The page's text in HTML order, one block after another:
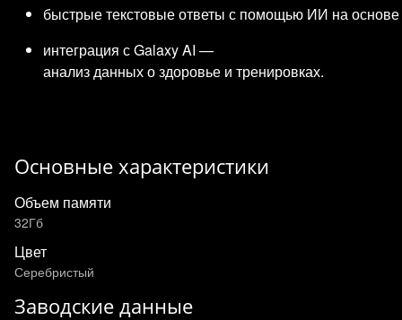
быстрые текстовые ответы с помощью ИИ на
интеграция с Galaxy AI —
анализ данных о здоровье и тренировках.
Основные характеристики
Объем памяти
32Гб
Цвет
Серебристый
Заводские данные